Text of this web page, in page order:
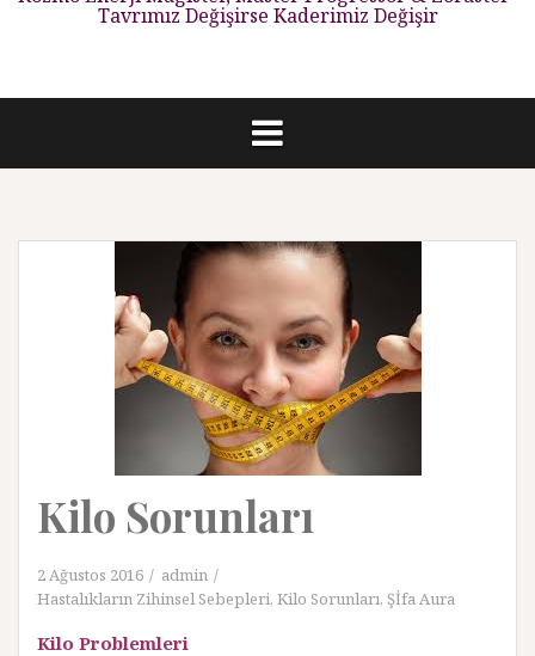
Tavrımız Değişirse Kaderimiz Değişir
Kilo Sorunları
2 Ağustos 2016
admin
Hastalıkların Zihinsel Sebepleri, Kilo Sorunları, Şİfa Aura
Kilo Problemleri